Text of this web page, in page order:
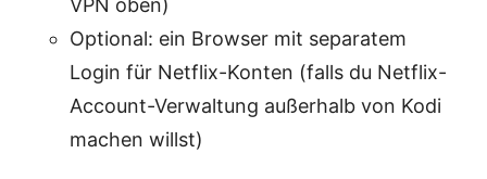
VPN oben)
Optional: ein Browser mit separatem
Login für Netflix-Konten (falls du Netflix-
Account-Verwaltung außerhalb von Kodi
machen willst)